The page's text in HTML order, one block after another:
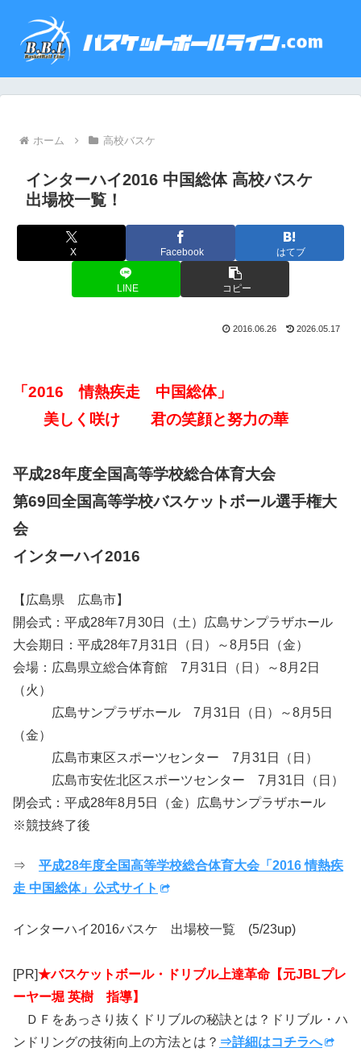
ホーム 高校バスケ
インターハイ2016 中国総体 高校バスケ
出場校一覧！
X Facebook はてブ
LINE コピー
2016.06.26 2026.05.17
「2016 情熱疾走 中国総体」
美しく咲け 君の笑顔と努力の華
平成28年度全国高等学校総合体育大会
第69回全国高等学校バスケットボール選手権大
会
インターハイ2016
【広島県 広島市】
開会式：平成28年7月30日（土）広島サンプラザホール
大会期日：平成28年7月31日（日）～8月5日（金）
会場：広島県立総合体育館 7月31日（日）～8月2日
（火）
広島サンプラザホール 7月31日（日）～8月5日
（金）
広島市東区スポーツセンター 7月31日（日）
広島市安佐北区スポーツセンター 7月31日（日）
閉会式：平成28年8月5日（金）広島サンプラザホール
※競技終了後
⇒ 平成28年度全国高等学校総合体育大会「2016 情熱疾
走 中国総体」公式サイト
インターハイ2016バスケ 出場校一覧 (5/23up)
[PR]★バスケットボール・ドリブル上達革命【元JBLプレ
ーヤー堀 英樹 指導】
ＤＦをあっさり抜くドリブルの秘訣とは？ドリブル・ハ
ンドリングの技術向上の方法とは？ ⇒詳細はコチラへ